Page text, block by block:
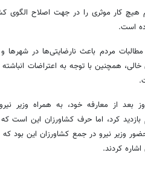
هیچ کار موثری را در جهت اصلاح الگوی
است.
مردم باعث نارضایتی‌ها در
همچنین با توجه به اعتراضات
بعد از معارفه خود، به همراه وزیر
کرد، اما حرف کشاورزان این است
وزیر نیرو در جمع کشاورزان این بود
کردند.